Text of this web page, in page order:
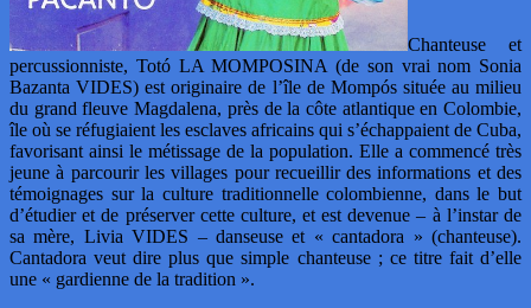
Chanteuse et
percussionniste, Totó LA MOMPOSINA (de son vrai nom Sonia
Bazanta VIDES) est originaire de l’île de Mompós située au milieu
du grand fleuve Magdalena, près de la côte atlantique en Colombie,
île où se réfugiaient les esclaves africains qui s’échappaient de Cuba,
favorisant ainsi le métissage de la population. Elle a commencé très
jeune à parcourir les villages pour recueillir des informations et des
témoignages sur la culture traditionnelle colombienne, dans le but
d’étudier et de préserver cette culture, et est devenue – à l’instar de
sa mère, Livia VIDES – danseuse et « cantadora » (chanteuse).
Cantadora veut dire plus que simple chanteuse ; ce titre fait d’elle
une « gardienne de la tradition ».